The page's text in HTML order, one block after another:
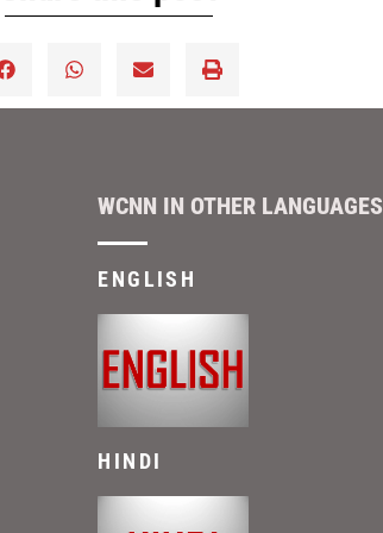
WCNN IN OTHER LANGUAGES
ENGLISH
HINDI